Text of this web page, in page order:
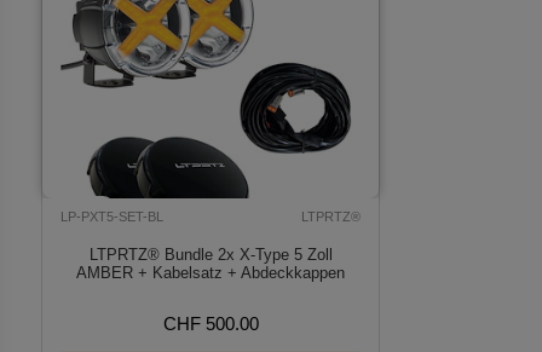
LP-PXT5-SET-BL LTPRTZ®
LTPRTZ® Bundle 2x X-Type 5 Zoll
AMBER + Kabelsatz + Abdeckkappen
CHF 500.00